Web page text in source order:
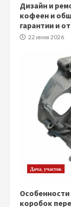
Дизайн и
кофеен и
гарантии и
22 июня 2026
Дача, участок
коробок